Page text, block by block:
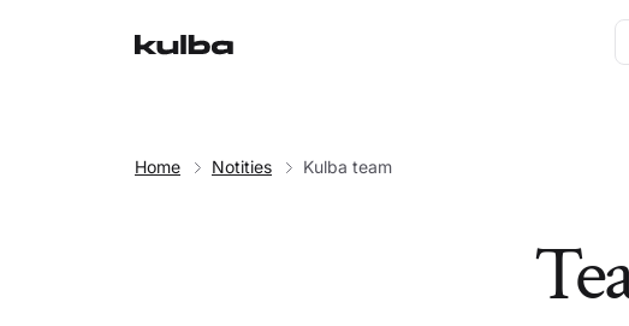
Home Notities Kulba team